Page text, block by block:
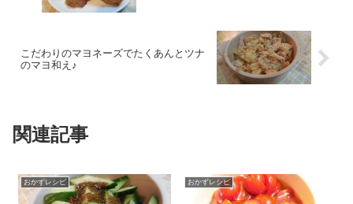
こだわりのマヨネーズでたくあんとツナ
のマヨ和え♪
関連記事
おかずレシピ おかずレシピ